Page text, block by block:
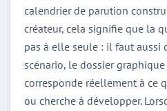
calendrier de parution
créateur, cela signifie que la
pas à elle seule : il faut aussi
scénario, le dossier
corresponde réellement à ce
ou cherche à développer.